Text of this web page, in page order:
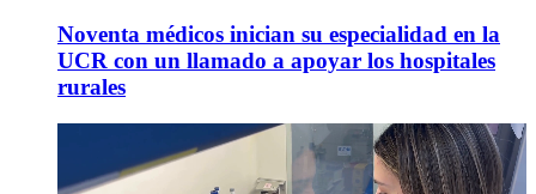
Noventa médicos inician su especialidad en la
UCR con un llamado a apoyar los hospitales
rurales